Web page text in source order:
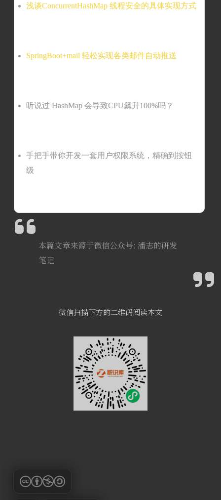
浅谈ConcurrentHashMap 线程安全的具体实现方式
SpringBoot+mail 轻松实现各类邮件自动推送
听说过 HashMap 会导致CPU飙升100%吗？
手把手带你开发一套用户权限系统，精确到按钮
级
本篇文章来源于微信公众号: 潘志的研发
笔记
微信扫描下方的二维码阅读本文